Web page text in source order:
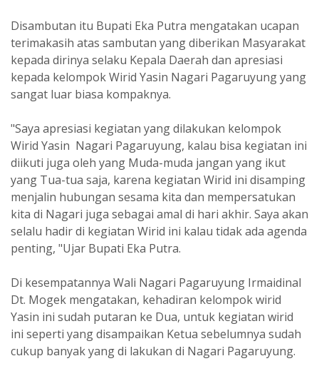
Disambutan itu Bupati Eka Putra mengatakan ucapan
terimakasih atas sambutan yang diberikan Masyarakat
kepada dirinya selaku Kepala Daerah dan apresiasi
kepada kelompok Wirid Yasin Nagari Pagaruyung yang
sangat luar biasa kompaknya.
"Saya apresiasi kegiatan yang dilakukan kelompok
Wirid Yasin Nagari Pagaruyung, kalau bisa kegiatan ini
diikuti juga oleh yang Muda-muda jangan yang ikut
yang Tua-tua saja, karena kegiatan Wirid ini disamping
menjalin hubungan sesama kita dan mempersatukan
kita di Nagari juga sebagai amal di hari akhir. Saya akan
selalu hadir di kegiatan Wirid ini kalau tidak ada agenda
penting, "Ujar Bupati Eka Putra.
Di kesempatannya Wali Nagari Pagaruyung Irmaidinal
Dt. Mogek mengatakan, kehadiran kelompok wirid
Yasin ini sudah putaran ke Dua, untuk kegiatan wirid
ini seperti yang disampaikan Ketua sebelumnya sudah
cukup banyak yang di lakukan di Nagari Pagaruyung.